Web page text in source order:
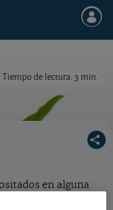
Tiempo de lectura: 3 min.
Vea las mejores ofertas.
en alguna